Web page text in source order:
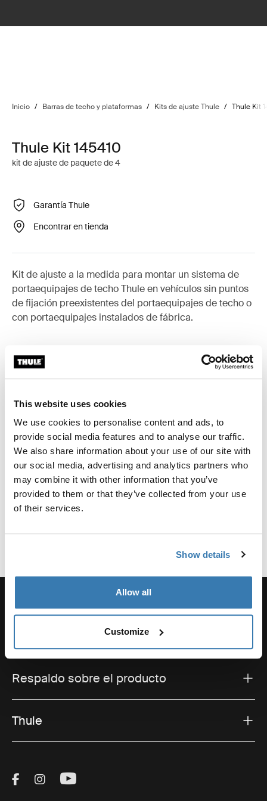
This website uses cookies
We use cookies to personalise content and ads, to
provide social media features and to analyse our traffic.
We also share information about your use of our site with
our social media, advertising and analytics partners who
may combine it with other information that you’ve
provided to them or that they’ve collected from your use
of their services.
Show details
Allow all
Customize
Inicio / Barras de techo y plataformas / Kits de ajuste Thule / Thule Kit
Thule Kit 145410
kit de ajuste de paquete de 4
Garantía Thule
Encontrar en tienda
Kit de ajuste a la medida para montar un sistema de
portaequipajes de techo Thule en vehículos sin puntos
de fijación preexistentes del portaequipajes de techo o
con portaequipajes instalados de fábrica.
Toggle techspec
Especificaciones técnicas
Toggle guides and instructions
Instrucciones
Respaldo sobre el producto
Thule
Visit Thule on Facebook (external link)
Visit Thule on Instagram (external link)
Visit Thule on Youtube (external